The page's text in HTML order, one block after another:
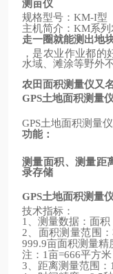
测亩仪
规格型号： KM-I型
主机简介： KM系
走一圈就能测出地
，是农业作业都的
水域、滩涂等野外
农田面积测量仪又
GPS土地面积测量仪
GPS土地面积测量仪
功能：
测量面积、测量距
录存储
GPS土地面积测量仪
技术指标：
1 、测量数据：面
2 、面积测量范围
999.9亩面积测量精
注： 1亩=666平方米
3 、距离测量范围：